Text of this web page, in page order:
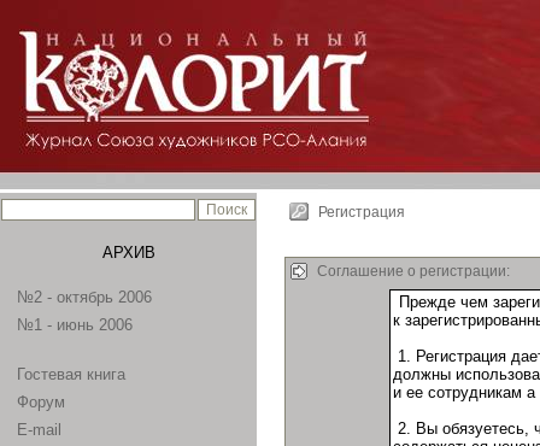
АРХИВ
№2 - октябрь 2006
№1 - июнь 2006
Гостевая книга
Форум
E-mail
Регистрация
Соглашение о регистрации: